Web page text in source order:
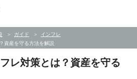
ガイド
インフレ
資産を守る方法を解説
レ対策とは？資産を守る